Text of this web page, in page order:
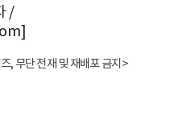
/
, 무단 전재 및 재배포 금지>